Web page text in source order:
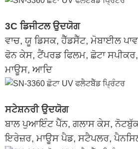
3C ਡਿਜੀਟਲ ਉਦਯੋਗ
ਵਾਚ, ਯੂ ਡਿਸਕ, ਹੈੱਡਸੈੱਟ, ਮੋਬਾਈਲ
ਫੋਨ ਕੇਸ, ਟੈਂਪਰਡ ਫਿਲਮ, ਛੋਟਾ
ਮਾਊਸ, ਆਦਿ
ਸਟੇਸ਼ਨਰੀ ਉਦਯੋਗ
ਬਾਲ ਪੁਆਇੰਟ ਪੈੱਨ, ਗਲਾਸ ਕੇਸ,
ਇਰੇਜ਼ਰ, ਮਾਊਸ ਪੈਡ, ਸਟੈਪਲਰ,